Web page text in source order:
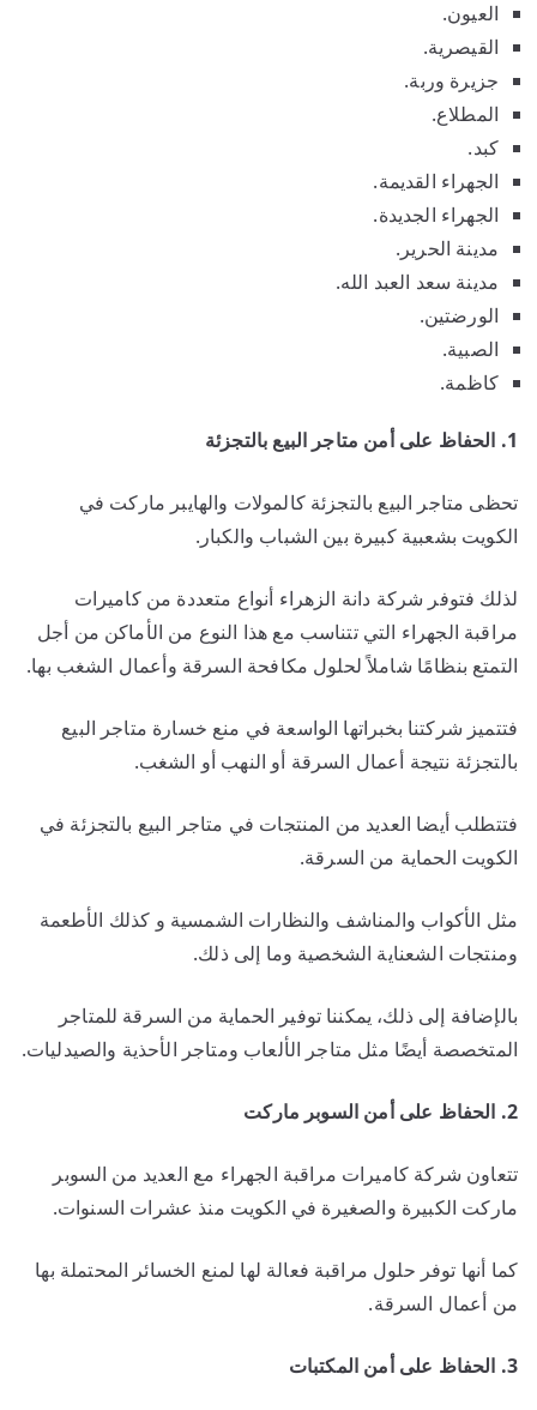
العيون.
القيصرية.
جزيرة وربة.
المطلاع.
كبد.
الجهراء القديمة.
الجهراء الجديدة.
مدينة الحرير.
مدينة سعد العبد الله.
الورضتين.
الصبية.
كاظمة.
1. الحفاظ على أمن متاجر البيع بالتجزئة
تحظى متاجر البيع بالتجزئة كالمولات والهايبر ماركت في
الكويت بشعبية كبيرة بين الشباب والكبار.
لذلك فتوفر شركة دانة الزهراء أنواع متعددة من كاميرات
مراقبة الجهراء التي تتناسب مع هذا النوع من الأماكن من أجل
التمتع بنظامًا شاملاً لحلول مكافحة السرقة وأعمال الشغب بها.
فتتميز شركتنا بخبراتها الواسعة في منع خسارة متاجر البيع
بالتجزئة نتيجة أعمال السرقة أو النهب أو الشغب.
فتتطلب أيضا العديد من المنتجات في متاجر البيع بالتجزئة في
الكويت الحماية من السرقة.
مثل الأكواب والمناشف والنظارات الشمسية و كذلك الأطعمة
ومنتجات الشعناية الشخصية وما إلى ذلك.
بالإضافة إلى ذلك، يمكننا توفير الحماية من السرقة للمتاجر
المتخصصة أيضًا مثل متاجر الألعاب ومتاجر الأحذية والصيدليات.
2. الحفاظ على أمن السوبر ماركت
تتعاون شركة كاميرات مراقبة الجهراء مع العديد من السوبر
ماركت الكبيرة والصغيرة في الكويت منذ عشرات السنوات.
كما أنها توفر حلول مراقبة فعالة لها لمنع الخسائر المحتملة بها
من أعمال السرقة.
3. الحفاظ على أمن المكتبات